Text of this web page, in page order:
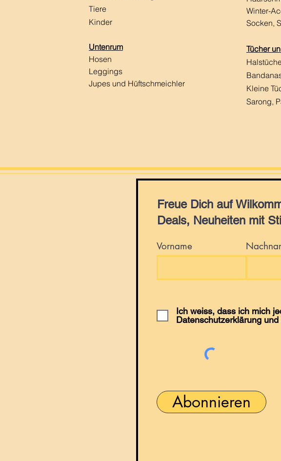
Tiere
Kinder
Untenrum
Hosen
Leggings
Jupes und Hüftschmeichler
Winter-
Socken,
Tücher
Kleine
Sarong,
Freue Dich auf
Deals, Neuheiten mit
Vorname
Ich weiss, dass ich mich
Datenschutzerklärung
Abonnieren